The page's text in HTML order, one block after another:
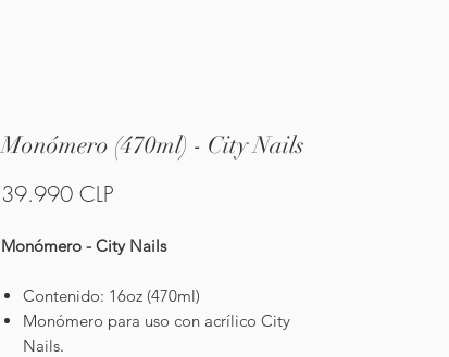
Monómero (470ml) - City Nails
39.990 CLPPrecio
Monómero - City Nails
Contenido: 16oz (470ml)
Monómero para uso con acrílico City
Nails.